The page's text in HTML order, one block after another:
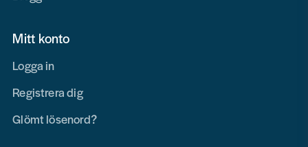
Mitt konto
Logga in
Registrera dig
Glömt lösenord?